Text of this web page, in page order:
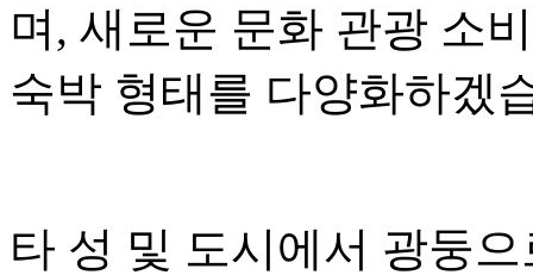
며, 새로운 문화 관광 소
숙박 형태를 다양화하겠
타 성 및 도시에서 광둥